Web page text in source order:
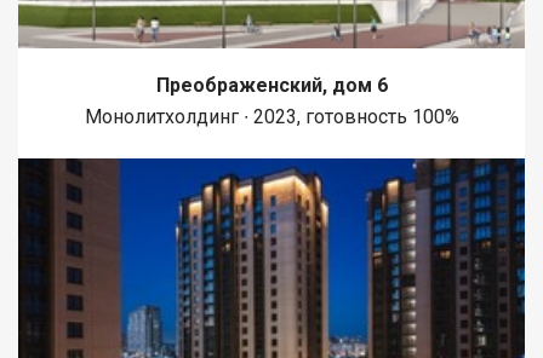
Преображенский, дом 6
Монолитхолдинг ∙ 2023, готовность 100%